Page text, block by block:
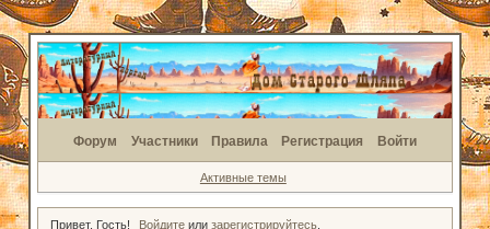
Форум Участники Правила Регистрация Войти
Активные темы
Привет, Гость! Войдите илизарегистрируйтесь